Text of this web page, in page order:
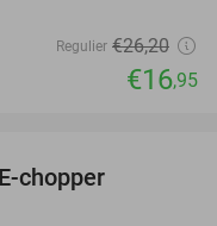
Regulier €26,20
€16,95
chopper